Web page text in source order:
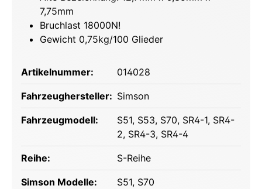
7,75mm
Bruchlast 18000N!
Gewicht 0,75kg/100 Glieder
Artikelnummer: 014028
Fahrzeughersteller: Simson
Fahrzeugmodell: S51, S53, S70, SR4-1, SR4-
2, SR4-3, SR4-4
Reihe: S-Reihe
Simson Modelle: S51, S70